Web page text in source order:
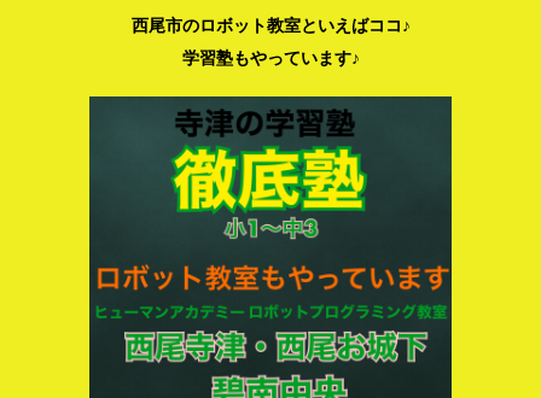
学習塾もやっています♪